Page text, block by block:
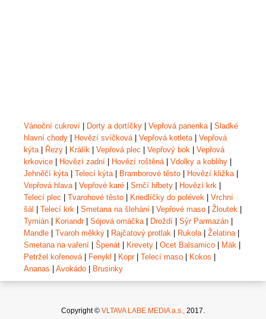
Vánoční cukroví Dorty a dortíčky Vepřová panenka| Sladké
hlavní chody
Hovězí svíčková| Vepřová kotleta| Vepřová
kýta| Řezy Králík Vepřová plec Vepřový bok
Vepřová
krkovice
Hovězí zadní Hovězí roštěná| Vdolky a koblihy
Jehněčí kýta| Telecí kýta| Bramborové těsto Hovězí kližka|
Vepřová hlava| Vepřové karé Srnčí hřbety Hovězí krk
Telecí plec
Tvarohové těsto Knedlíčky do polévek
Vrchní
šál
Telecí krk Smetana na šlehání Vepřové maso Žloutek
Tymián
Koriandr| Sójová omáčka| Droždí Sýr Parmazán
Mandle
Tvaroh měkký Rajčatový protlak Rukola| Želatina|
Smetana na vaření
Špenát Krevety Ocet Balsamico Mák
Petržel kořenová| Fenykl Kopr| Telecí maso Kokos
Ananas
Avokádo Brusinky
Copyright © VLTAVA LABE MEDIA a.s., 2017.